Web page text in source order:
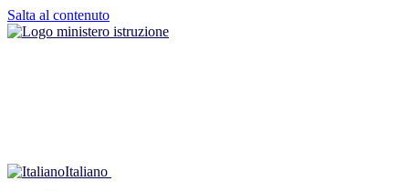
Salta al contenuto
Italiano